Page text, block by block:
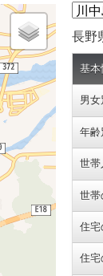
長野
基本
男
年齢
世帯
世帯
住宅
住宅